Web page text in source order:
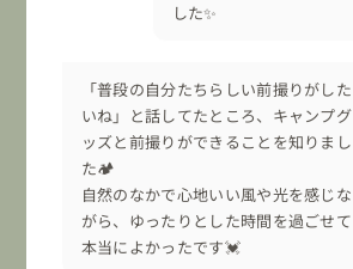
した✨
「普段の自分たちらしい前撮りがした
いね」と話してたところ、キャンプグ
ッズと前撮りができることを知りまし
た🏕
自然のなかで心地いい風や光を感じな
がら、ゆったりとした時間を過ごせて
本当によかったです💓